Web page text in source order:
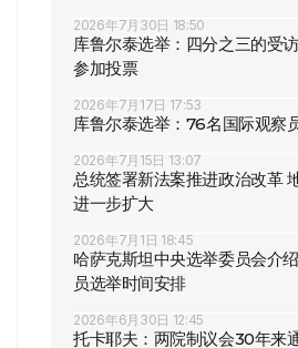
2026年7月30日 18:50
库鲁尔泰选举：四分之三的受
参加投票
2026年7月17日 17:53
库鲁尔泰选举：76名国际观察
2026年7月15日 13:07
总统签署新法案推进政治改革
进一步扩大
2026年7月1日 18:45
哈萨克斯坦中央选举委员会介
员选举时间安排
2026年6月30日 12:45
托卡耶夫：两院制议会30年来